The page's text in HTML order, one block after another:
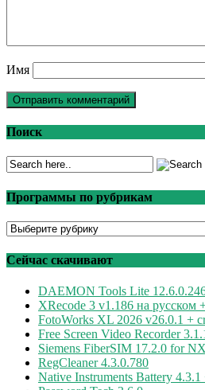
Имя
Поиск
Программы по рубрикам
Программы
рубрикам
Сейчас скачивают
DAEMON Tools Lite
XRecode 3 v1.186 на русском
FotoWorks XL 2026 v26.0.1 +
Free Screen Video Recorder
Siemens FiberSIM 17.2.0 for
RegCleaner 4.3.0.780
Native Instruments Battery 4.3.1